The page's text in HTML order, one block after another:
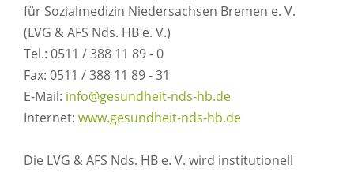
für Sozialmedizin Niedersachsen Bremen e. V.
(LVG & AFS Nds. HB e. V.)
Tel.: 0511 / 388 11 89 - 0
Fax: 0511 / 388 11 89 - 31
E-Mail: info@gesundheit-nds-hb.de
Internet: www.gesundheit-nds-hb.de
Die LVG & AFS Nds. HB e. V. wird institutionell